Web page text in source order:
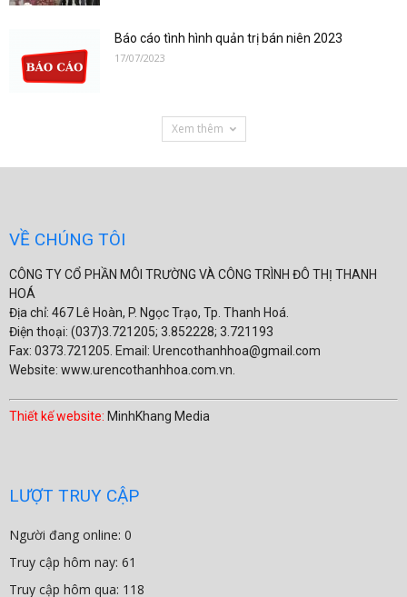
Báo cáo tình hình quản trị bán niên 2023
17/07/2023
Xem thêm
VỀ CHÚNG TÔI
CÔNG TY CỔ PHẦN MÔI TRƯỜNG VÀ CÔNG TRÌNH ĐÔ THỊ THANH
HOÁ
Địa chỉ: 467 Lê Hoàn, P. Ngọc Trạo, Tp. Thanh Hoá.
Điện thoại: (037)3.721205; 3.852228; 3.721193
Fax: 0373.721205. Email: Urencothanhhoa@gmail.com
Website: www.urencothanhhoa.com.vn.
Thiết kế website: MinhKhang Media
LƯỢT TRUY CẬP
Người đang online: 0
Truy cập hôm nay: 61
Truy cập hôm qua: 118